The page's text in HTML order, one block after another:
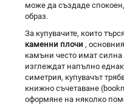
може да създаде
образ.
За купувачите, които
каменни плочи ,
камъни често имат силна
изглеждат напълно
симетрия, купувачът
книжно съчетаване
оформяне на няколко